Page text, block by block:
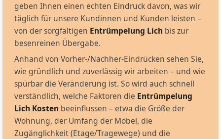
geben Ihnen einen echten Eindruck davon, was wir
täglich für unsere Kundinnen und Kunden leisten –
von der sorgfältigen Entrümpelung Lich bis zur
besenreinen Übergabe.
Anhand von Vorher-/Nachher-Eindrücken sehen Sie,
wie gründlich und zuverlässig wir arbeiten – und wie
spürbar die Veränderung ist. So wird auch schnell
verständlich, welche Faktoren die Entrümpelung
Lich Kosten beeinflussen – etwa die Größe der
Wohnung, der Umfang der Möbel, die
Zugänglichkeit (Etage/Tragewege) und die